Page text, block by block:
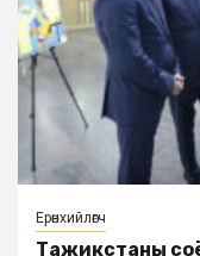
Ерөнхийлөгч
Тажикстаны